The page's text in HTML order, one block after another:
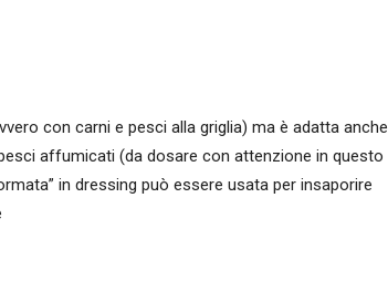
con carni e pesci alla griglia) ma è adatta anche
affumicati (da dosare con attenzione in questo
in dressing può essere usata per insaporire